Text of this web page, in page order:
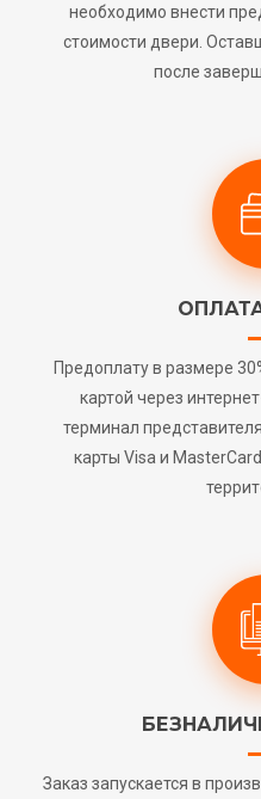
необходимо внести
стоимости двери.
после
Предоплату в размере
картой через
терминал
карты Visa и
Заказ запускается в